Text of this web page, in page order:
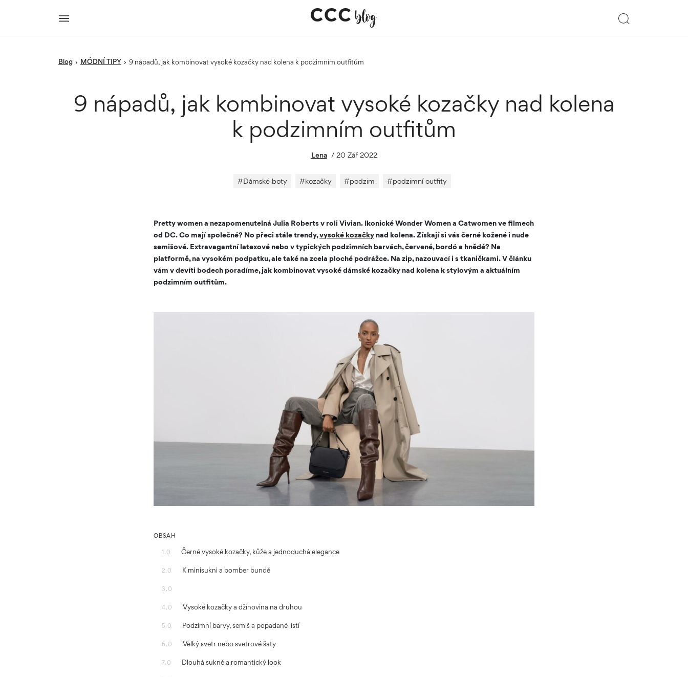
blog › MÓDNÍ TIPY › 9 nápadů, jak kombinovat vysoké kozačky nad kolena k podzimním outfitům
9 nápadů, jak kombinovat vysoké kozačky nad kolena
k podzimním outfitům
Lena / 20 Zář 2022
#Dámské boty #kozačky #podzim #podzimní outfity
Pretty women a nezapomenutelná Julia Roberts v roli Vivian. Ikonické Wonder Women a Catwomen ve filmech
od DC. Co mají společné? No přeci stále trendy,vysoké kozačky nad kolena. Získají si vás černé kožené i nude
semišové. Extravagantní latexové nebo v typických podzimních barvách, červené, bordó a hnědé? Na
platformě, na vysokém podpatku, ale také na zcela ploché podrážce. Na zip, nazouvací i s tkaničkami. V článku
vám v devíti bodech poradíme, jak kombinovat vysoké dámské kozačky nad kolena k stylovým a aktuálním
podzimním outfitům.
OBSAH
1.0 Černé vysoké kozačky, kůže a jednoduchá elegance
2.0 K minisukni a bomber bundě
3.0
4.0 Vysoké kozačky a džínovina na druhou
5.0 Podzimní barvy, semiš a popadané listí
6.0 Velký svetr nebo svetrové šaty
7.0 Dlouhá sukně a romantický look